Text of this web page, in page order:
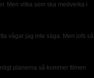
Men vilka som ska medverka i
vågar jag inte säga. Men iofs så
planerna så kommer filmen